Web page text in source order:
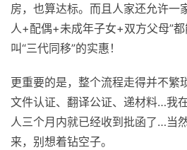
房，也算达标。而且人家还允许一
人+配偶+未成年子女+双方父母”
叫“三代同移”的实惠！
更重要的是，整个流程走得并不
文件认证、翻译公证、递材料…我
人三个月内就已经收到批函了…当
来，别想着钻空子。